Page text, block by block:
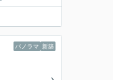
パノラマ 新築